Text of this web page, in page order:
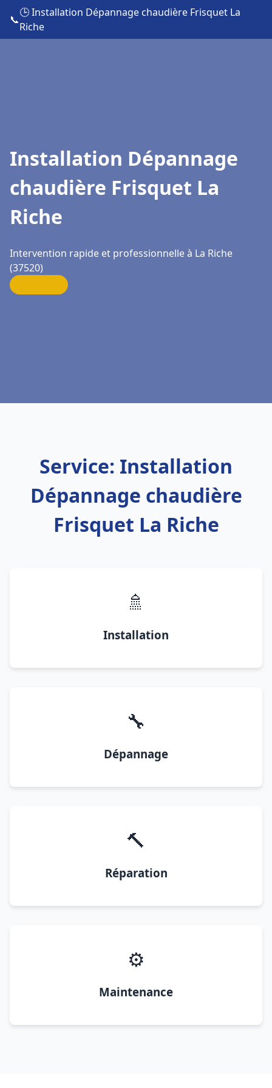
📞
🕒 Installation Dépannage chaudière Frisquet La
Riche
Installation Dépannage
chaudière Frisquet La
Riche
Intervention rapide et professionnelle à La Riche
(37520)
Service: Installation
Dépannage chaudière
Frisquet La Riche
🚿
Installation
🔧
Dépannage
🔨
Réparation
⚙️
Maintenance